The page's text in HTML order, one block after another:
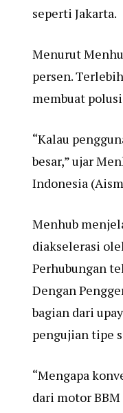
seperti Jakarta.
Menurut
persen.
membuat
“Kalau
besar,” ujar
Indonesia
Menhub
diakselerasi
Perhubungan
Dengan
bagian dari
pengujian tipe
“Mengapa
dari motor BBM